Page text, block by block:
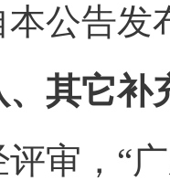
本公告发
、其它补
评审，“